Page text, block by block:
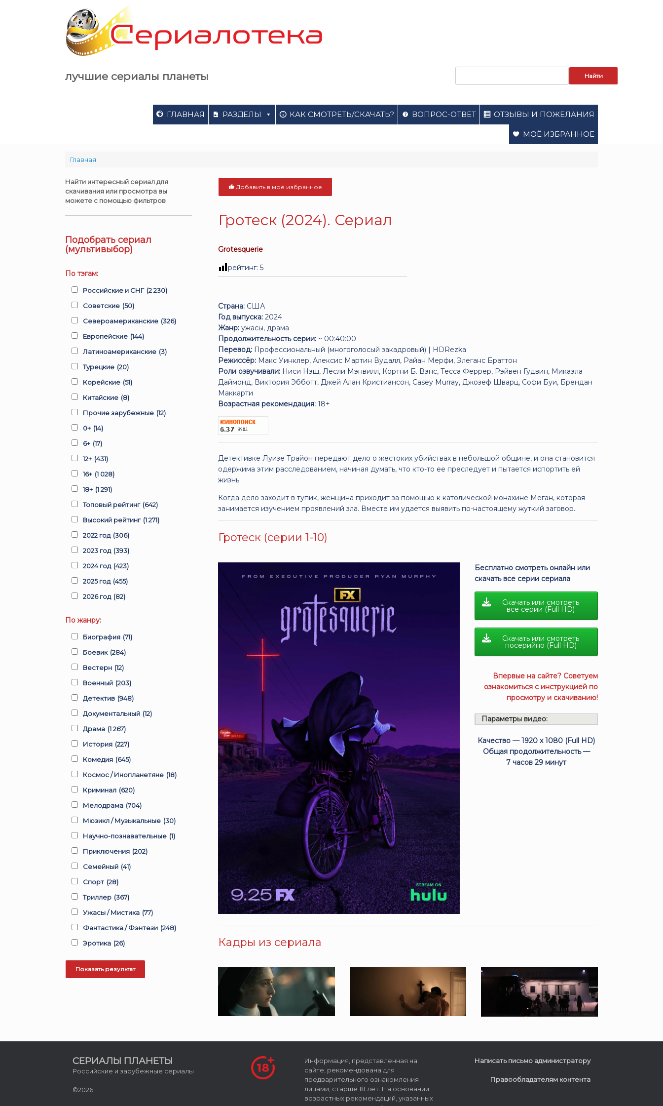
лучшие сериалы планеты
ГЛАВНАЯ РАЗДЕЛЫ КАК СМОТРЕТЬ/СКАЧАТЬ? ВОПРОС-ОТВЕТ ОТЗЫВЫ И ПОЖЕЛАНИЯ
МОЁ ИЗБРАННОЕ
Главная
Добавить в моё избранное
Гротеск (2024). Сериал
Grotesquerie
рейтинг:5
Страна: США
Год выпуска: 2024
Жанр: ужасы, драма
Продолжительность серии: ~ 00:40:00
Перевод: Профессиональный (многоголосый закадровый) | HDRezka
Режиссёр: Макс Уинклер, Алексис Мартин Вудалл, Райан Мерфи, Элеганс Браттон
Роли озвучивали: Ниси Нэш, Лесли Мэнвилл, Кортни Б. Вэнс, Тесса Феррер, Рэйвен Гудвин, Микаэла
Даймонд, Виктория Эбботт, Джей Алан Кристиансон, Casey Murray, Джозеф Шварц, Софи Буи, Брендан
Маккарти
Возрастная рекомендация: 18+
Детективке Луизе Трайон передают дело о жестоких убийствах в небольшой общине, и она становится
одержима этим расследованием, начиная думать, что кто-то ее преследует и пытается испортить ей
жизнь.
Когда дело заходит в тупик, женщина приходит за помощью к католической монахине Меган, которая
занимается изучением проявлений зла. Вместе им удается выявить по-настоящему жуткий заговор.
Гротеск (серии 1-10)
Бесплатно смотреть онлайн или
скачать все серии сериала
Скачать или смотреть
все серии (Full HD)
Скачать или смотреть
посерийно (Full HD)
Впервые на сайте? Советуем
ознакомиться с инструкцией по
просмотру и скачиванию!
Параметры видео:
Качество — 1920 x 1080 (Full HD)
Общая продолжительность —
7 часов 29 минут
Кадры из сериала
Найти интересный сериал для
скачивания или просмотра вы
можете с помощью фильтров
Подобрать сериал
(мультивыбор)
По тэгам:
Российские и СНГ (2 230)
Советские (50)
Североамериканские (326)
Европейские (144)
Латиноамериканские (3)
Турецкие (20)
Корейские (51)
Китайские (8)
Прочие зарубежные (12)
0+ (14)
6+ (17)
12+ (431)
16+ (1 028)
18+ (1 291)
Топовый рейтинг (642)
Высокий рейтинг (1 271)
2022 год (306)
2023 год (393)
2024 год (423)
2025 год (455)
2026 год (82)
По жанру:
Биография (71)
Боевик (284)
Вестерн (12)
Военный (203)
Детектив (948)
Документальный (12)
Драма (1 267)
История (227)
Комедия (645)
Космос / Инопланетяне (18)
Криминал (620)
Мелодрама (704)
Мюзикл / Музыкальные (30)
Научно-познавательные (1)
Приключения (202)
Семейный (41)
Спорт (28)
Триллер (367)
Ужасы / Мистика (77)
Фантастика / Фэнтези (248)
Эротика (26)
СЕРИАЛЫ ПЛАНЕТЫ
Российские и зарубежные сериалы
©2026
Информация, представленная на
сайте, рекомендована для
предварительного ознакомления
лицами, старше 18 лет. На основании
возрастных рекомендаций, указанных
Написать письмо администратору
Правообладателям контента